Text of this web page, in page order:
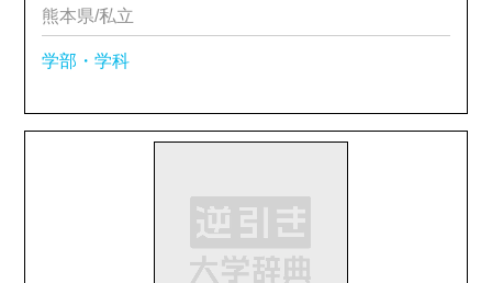
熊本県/私立
学部・学科